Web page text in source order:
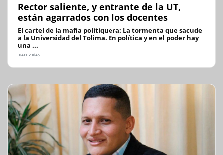
Rector saliente, y entrante de la UT,
están agarrados con los docentes
El cartel de la mafia politiquera: La tormenta que sacude
a la Universidad del Tolima. En política y en el poder hay
una ...
HACE 2 DÍAS